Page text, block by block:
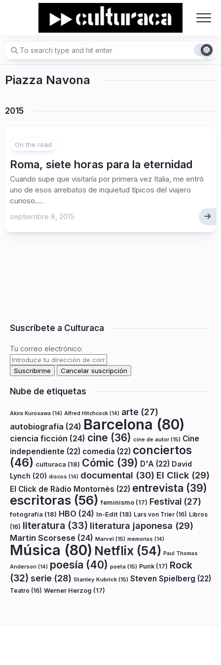
Piazza Navona
2015
On the road
Roma, siete horas para la eternidad
Cuando supe que visitaría por primera vez Italia, me entró
uno de esos arrebatos de inquietud típicos del viajero
curioso....
septiembre 8, 2015
Suscríbete a Culturaca
Tu correo electrónico:
Nube de etiquetas
Akira Kurosawa (14) Alfred Hitchcock (14) arte (27)
autobiografía (24) Barcelona (80)
ciencia ficción (24) cine (36) cine de autor(15) Cine
independiente (22) comedia (22) conciertos
(46) culturaca (18) Cómic (39) D'A (22) David
Lynch (20) discos (14) documental (30) El Click (29)
El Click de Ràdio Montornès (22) entrevista (39)
escritoras (56) feminismo (17) Festival (27)
fotografía (18) HBO (24) In-Edit (18) Lars von Trier (16) Libros
(16) literatura (33) literatura japonesa (29)
Martin Scorsese (24) Marvel (15) memorias (14)
Música (80) Netflix (54) Paul Thomas
Anderson (14) poesía (40) poeta (15) Punk (17) Rock
(32) serie (28) Stanley Kubrick (15) Steven Spielberg (22)
Teatro (16) Werner Herzog (17)